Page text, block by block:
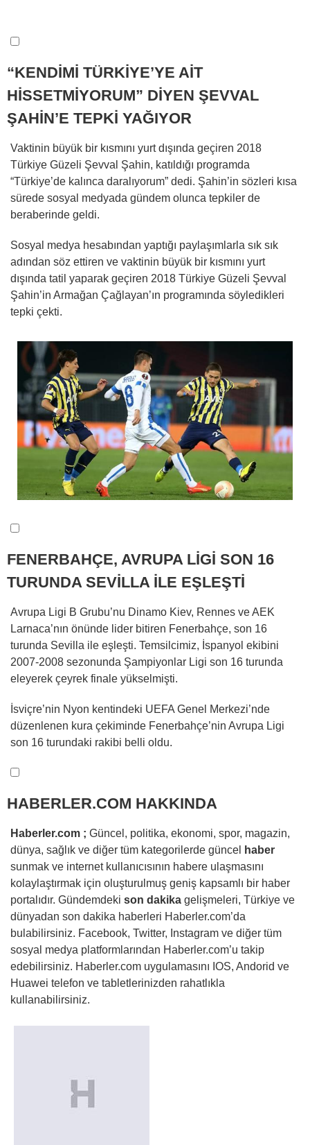
“KENDİMİ TÜRKİYE’YE AİT
HİSSETMİYORUM” DİYEN ŞEVVAL
ŞAHİN’E TEPKİ YAĞIYOR
Vaktinin büyük bir kısmını yurt dışında geçiren 2018
Türkiye Güzeli Şevval Şahin, katıldığı programda
“Türkiye’de kalınca daralıyorum” dedi. Şahin’in sözleri kısa
sürede sosyal medyada gündem olunca tepkiler de
beraberinde geldi.
Sosyal medya hesabından yaptığı paylaşımlarla sık sık
adından söz ettiren ve vaktinin büyük bir kısmını yurt
dışında tatil yaparak geçiren 2018 Türkiye Güzeli Şevval
Şahin’in Armağan Çağlayan’ın programında söyledikleri
tepki çekti.
FENERBAHÇE, AVRUPA LİGİ SON 16
TURUNDA SEVİLLA İLE EŞLEŞTİ
Avrupa Ligi B Grubu’nu Dinamo Kiev, Rennes ve AEK
Larnaca’nın önünde lider bitiren Fenerbahçe, son 16
turunda Sevilla ile eşleşti. Temsilcimiz, İspanyol ekibini
2007-2008 sezonunda Şampiyonlar Ligi son 16 turunda
eleyerek çeyrek finale yükselmişti.
İsviçre’nin Nyon kentindeki UEFA Genel Merkezi’nde
düzenlenen kura çekiminde Fenerbahçe’nin Avrupa Ligi
son 16 turundaki rakibi belli oldu.
HABERLER.COM HAKKINDA
Haberler.com ; Güncel, politika, ekonomi, spor, magazin,
dünya, sağlık ve diğer tüm kategorilerde güncel
haber
sunmak ve internet kullanıcısının habere ulaşmasını
kolaylaştırmak için oluşturulmuş geniş kapsamlı bir haber
portalıdır. Gündemdeki son dakika gelişmeleri, Türkiye ve
dünyadan son dakika haberleri Haberler.com’da
bulabilirsiniz. Facebook, Twitter, Instagram ve diğer tüm
sosyal medya platformlarından Haberler.com’u takip
edebilirsiniz. Haberler.com uygulamasını IOS, Andorid ve
Huawei telefon ve tabletlerinizden rahatlıkla
kullanabilirsiniz.